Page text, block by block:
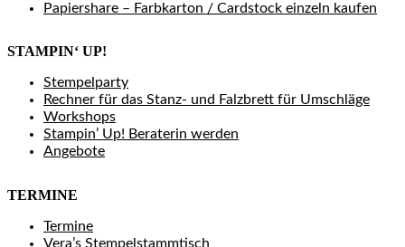
Papiershare – Farbkarton / Cardstock einzeln kaufen
STAMPIN‘ UP!
Stempelparty
Rechner für das Stanz- und Falzbrett für Umschläge
Workshops
Stampin’ Up! Beraterin werden
Angebote
TERMINE
Termine
Vera’s Stempelstammtisch